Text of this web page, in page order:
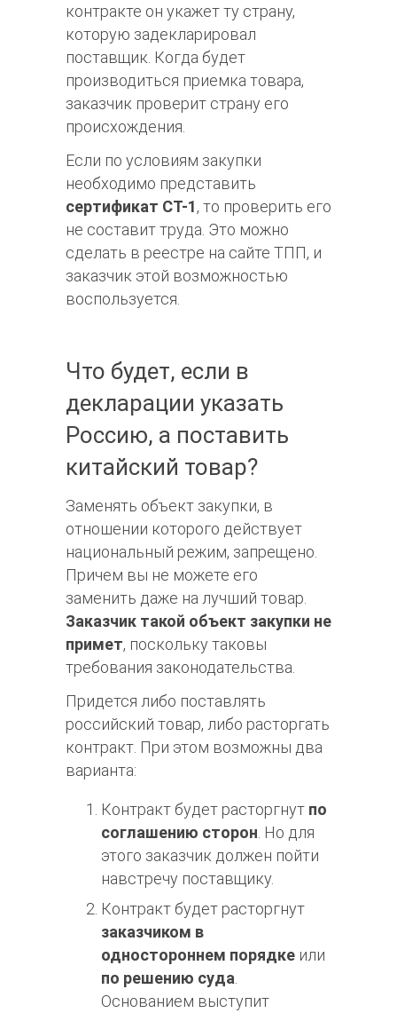
контракте он укажет ту страну,
которую задекларировал
поставщик. Когда будет
производиться приемка товара,
заказчик проверит страну его
происхождения.
Если по условиям закупки
необходимо представить
сертификат СТ-1, то проверить его
не составит труда. Это можно
сделать в реестре на сайте ТПП, и
заказчик этой возможностью
воспользуется.
Что будет, если в
декларации указать
Россию, а поставить
китайский товар?
Заменять объект закупки, в
отношении которого действует
национальный режим, запрещено.
Причем вы не можете его
заменить даже на лучший товар.
Заказчик такой объект закупки не
примет, поскольку таковы
требования законодательства.
Придется либо поставлять
российский товар, либо расторгать
контракт. При этом возможны два
варианта:
Контракт будет расторгнут по
соглашению сторон . Но для
этого заказчик должен пойти
навстречу поставщику.
Контракт будет расторгнут
заказчиком в
одностороннем порядке или
по решению суда
Основанием выступит